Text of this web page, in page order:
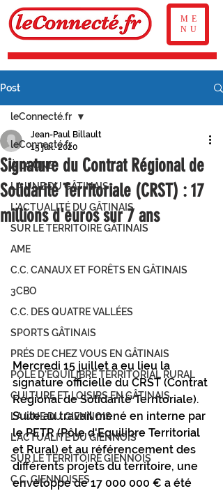
ME
NU
Post
leConnecté.fr
À LA UNE
LA UNE DU GÂTINAIS
L'ACTUALITÉ DU GÂTINAIS
SUR LE TERRITOIRE GÂTINAIS
AME
C.C. CANAUX ET FORÊTS EN GÂTINAIS
3CBO
C.C. DES QUATRE VALLÉES
SPORTS GÂTINAIS
PRÉS DE CHEZ VOUS EN GÂTINAIS
PÔLE D'ÉQUILIBRE TERRITORIAL RURAL
CULTURE ET LOISIRS EN GÂTINAIS
LA UNE DU GIENNOIS
L'ACTUALITÉ DU GIENNOIS
SUR LE TERRITOIRE GIENNOIS
C.C. GIENNOISES
leConnecté.fr
Signature du Contrat Régional de
Solidarité Territoriale (CRST) : 17
millions d'euros sur 7 ans
Jean-Paul Billault
15 juil. 2020
Mercredi 15 juillet a eu lieu la
signature officielle du CRST (Contrat
Régional de Solidarité Territoriale).
Suite au travail mené en interne par
le PETR (Pôle d'Equilibre Territorial
et Rural) et au référencement des
différents projets du territoire, une
enveloppe de 17 000 000 € a été